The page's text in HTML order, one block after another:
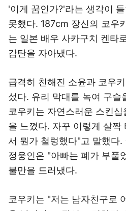
'이게 꿈인가?'라는 생각이
못했다. 187cm 장신의 코우
는 일본 배우 사카구치 켄타
감탄을 자아냈다.
급격히 친해진 소윤과 코우
섰다. 유리 막대를 녹여 구슬
코우키는 자연스러운 스킨
을 느꼈다. 자꾸 이렇게 살짝
서 뭔가 철렁했다"고 말했다.
정웅인은 "아빠는 폐가 부풀
불만을 드러냈다.
코우키는 "저는 남자친구로